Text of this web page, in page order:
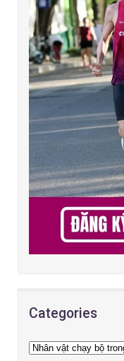
Categories